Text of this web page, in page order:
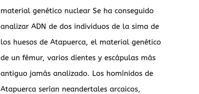
material genético nuclear Se ha conseguido
analizar ADN de dos individuos de la sima de
los huesos de Atapuerca, el material genético
de un fémur, varios dientes y escápulas más
antiguo jamás analizado. Los homínidos de
Atapuerca serían neandertales arcaicos,